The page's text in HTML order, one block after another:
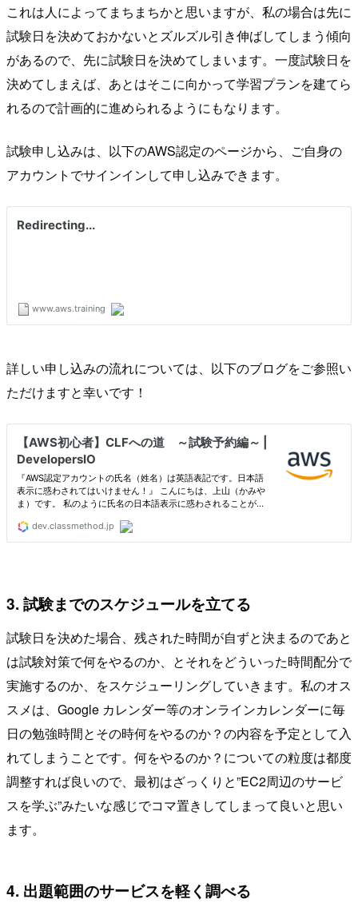
これは人によってまちまちかと思いますが、私の場合は先に
試験日を決めておかないとズルズル引き伸ばしてしまう傾向
があるので、先に試験日を決めてしまいます。一度試験日を
決めてしまえば、あとはそこに向かって学習プランを建てら
れるので計画的に進められるようにもなります。
試験申し込みは、以下のAWS認定のページから、ご自身の
アカウントでサインインして申し込みできます。
詳しい申し込みの流れについては、以下のブログをご参照い
ただけますと幸いです！
3. 試験までのスケジュールを立てる
試験日を決めた場合、残された時間が自ずと決まるのであと
は試験対策で何をやるのか、とそれをどういった時間配分で
実施するのか、をスケジューリングしていきます。私のオス
スメは、Google カレンダー等のオンラインカレンダーに毎
日の勉強時間とその時何をやるのか？の内容を予定として入
れてしまうことです。何をやるのか？についての粒度は都度
調整すれば良いので、最初はざっくりと”EC2周辺のサービ
スを学ぶ”みたいな感じでコマ置きしてしまって良いと思い
ます。
4. 出題範囲のサービスを軽く調べる